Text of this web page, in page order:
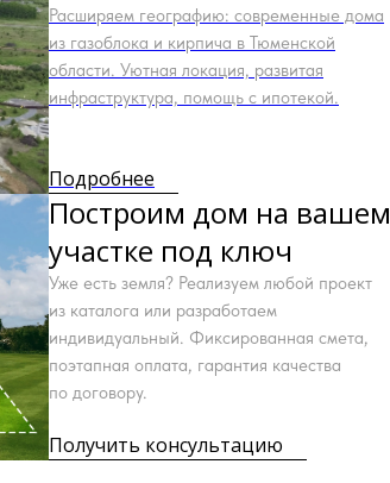
Расширяем географию: современные дома
из газоблока и кирпича в Тюменской
области. Уютная локация, развитая
инфраструктура, помощь с ипотекой.
Подробнее
Построим дом на вашем
участке под ключ
Уже есть земля? Реализуем любой проект
из каталога или разработаем
индивидуальный. Фиксированная смета,
поэтапная оплата, гарантия качества
по договору.
Получить консультацию